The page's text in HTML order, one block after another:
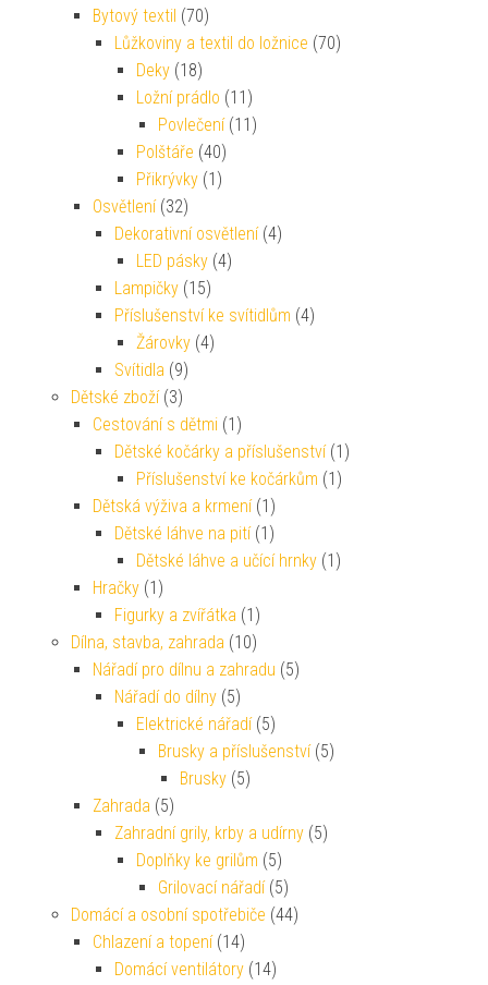
Bytový textil (70)
Lůžkoviny a textil do ložnice (70)
Deky (18)
Ložní prádlo (11)
Povlečení (11)
Polštáře (40)
Přikrývky (1)
Osvětlení (32)
Dekorativní osvětlení (4)
LED pásky (4)
Lampičky (15)
Příslušenství ke svítidlům (4)
Žárovky (4)
Svítidla (9)
Dětské zboží (3)
Cestování s dětmi (1)
Dětské kočárky a příslušenství (1)
Příslušenství ke kočárkům (1)
Dětská výživa a krmení (1)
Dětské láhve na pití (1)
Dětské láhve a učící hrnky (1)
Hračky (1)
Figurky a zvířátka (1)
Dílna, stavba, zahrada (10)
Nářadí pro dílnu a zahradu (5)
Nářadí do dílny (5)
Elektrické nářadí (5)
Brusky a příslušenství (5)
Brusky (5)
Zahrada (5)
Zahradní grily, krby a udírny (5)
Doplňky ke grilům (5)
Grilovací nářadí (5)
Domácí a osobní spotřebiče (44)
Chlazení a topení (14)
Domácí ventilátory (14)